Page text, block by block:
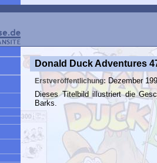
Donald Duck Adventures
Erstveröffentlichung: Dezember
Dieses Titelbild illustriert die
Barks.